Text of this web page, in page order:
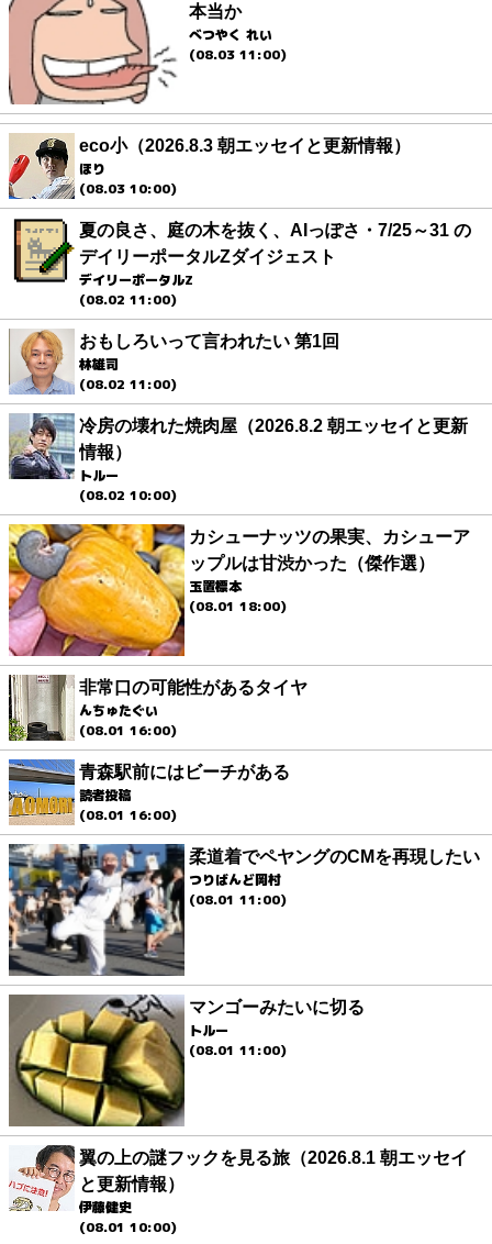
本当か
べつやく れい
(08.03 11:00)
eco小（2026.8.3 朝エッセイと更新情報）
ほり
(08.03 10:00)
夏の良さ、庭の木を抜く、AIっぽさ・7/25～31 の
デイリーポータルZダイジェスト
デイリーポータルZ
(08.02 11:00)
おもしろいって言われたい 第1回
林雄司
(08.02 11:00)
冷房の壊れた焼肉屋（2026.8.2 朝エッセイと更新
情報）
トルー
(08.02 10:00)
カシューナッツの果実、カシューア
ップルは甘渋かった（傑作選）
玉置標本
(08.01 18:00)
非常口の可能性があるタイヤ
んちゅたぐい
(08.01 16:00)
青森駅前にはビーチがある
読者投稿
(08.01 16:00)
柔道着でペヤングのCMを再現したい
つりばんど岡村
(08.01 11:00)
マンゴーみたいに切る
トルー
(08.01 11:00)
翼の上の謎フックを見る旅（2026.8.1 朝エッセイ
と更新情報）
伊藤健史
(08.01 10:00)